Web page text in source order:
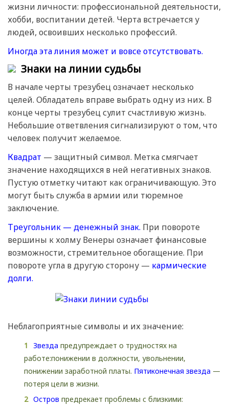
жизни личности: профессиональной деятельности,
хобби, воспитании детей. Черта встречается у
людей, освоивших несколько профессий.
Иногда эта линия может и вовсе отсутствовать.
Знаки на линии судьбы
В начале черты трезубец означает несколько
целей. Обладатель вправе выбрать одну из них. В
конце черты трезубец сулит счастливую жизнь.
Небольшие ответвления сигнализируют о том, что
человек получит желаемое.
Квадрат — защитный символ. Метка смягчает
значение находящихся в ней негативных знаков.
Пустую отметку читают как ограничивающую. Это
могут быть служба в армии или тюремное
заключение.
Треугольник — денежный знак. При повороте
вершины к холму Венеры означает финансовые
возможности, стремительное обогащение. При
повороте угла в другую сторону — кармические
долги.
Неблагоприятные символы и их значение:
Звезда предупреждает о трудностях на
работе:понижении в должности, увольнении,
понижении заработной платы. Пятиконечная звезда —
потеря цели в жизни.
Остров предрекает проблемы с близкими: